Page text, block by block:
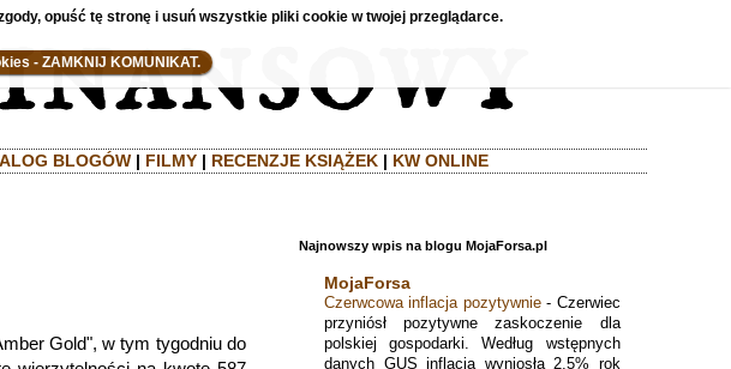
BLOGÓW| FILMY| RECENZJE KSIĄŻEK| KW ONLINE
Gold", w tym tygodniu do
Najnowszy wpis na blogu MojaForsa.pl
MojaForsa
Czerwcowa inflacja pozytywnie- Czerwiec
przyniósł pozytywne zaskoczenie dla
polskiej gospodarki. Według wstępnych
danych GUS inflacja wyniosła 2,5% rok
opuść tę stronę i usuń wszystkie pliki cookie w twojej przeglądarce.
- ZAMKNIJ KOMUNIKAT.